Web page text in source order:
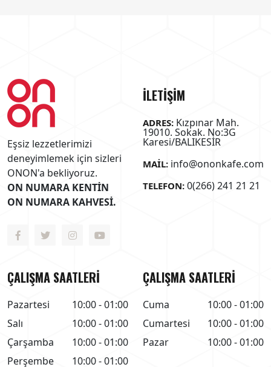
Eşsiz lezzetlerimizi
deneyimlemek için sizleri
ONON'a bekliyoruz.
ON NUMARA KENTİN
ON NUMARA KAHVESİ.
İLETİŞİM
ADRES: Kızpınar Mah.
19010. Sokak. No:3G
Karesi/BALIKESİR
MAIL: info@ononkafe.com
TELEFON: 0(266) 241 21 21
ÇALIŞMA SAATLERİ
Pazartesi
10:00 - 01:00
Salı
10:00 - 01:00
Çarşamba
10:00 - 01:00
Perşembe
10:00 - 01:00
ÇALIŞMA SAATLERİ
Cuma
10:00 - 01:00
Cumartesi
10:00 - 01:00
Pazar
10:00 - 01:00